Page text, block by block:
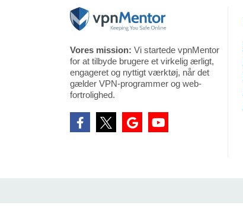
Vores mission: Vi startede vpnMentor
for at tilbyde brugere et virkelig ærligt,
engageret og nyttigt værktøj, når det
gælder VPN-programmer og web-
fortrolighed.